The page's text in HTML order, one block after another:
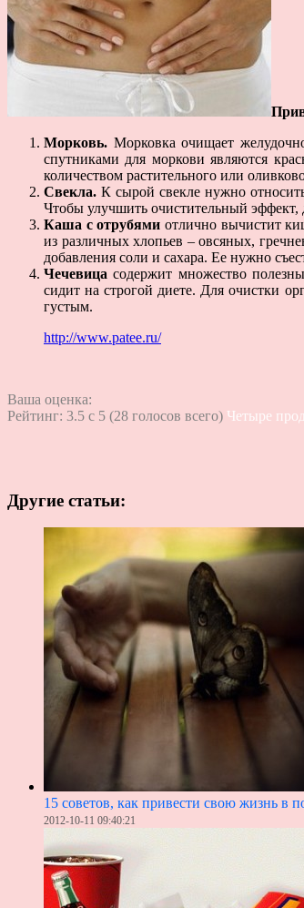
Морковь. Морковка очищает
спутниками для моркови являются
количеством растительного или
Свекла. К сырой свекле нужно
Чтобы улучшить очистительный эффект,
Каша с отрубями отлично вычистит
из различных хлопьев – овсяных,
добавления соли и сахара. Ее нужно
Чечевица содержит множество
сидит на строгой диете. Для очистки
густым.
http://www.patee.ru/
Ваша оценка:
Рейтинг: 3.5 c 5 (28 голосов всего) Четыре
Другие статьи:
15 советов, как привести свою жизнь в
2012-10-11 09:40:21